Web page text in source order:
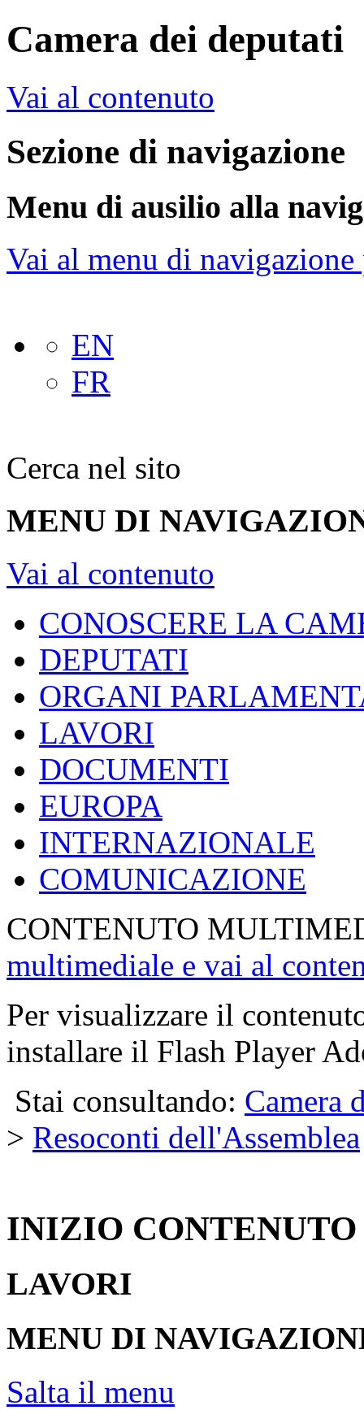
Camera dei deputati
Vai al contenuto
Sezione di navigazione
Menu di ausilio alla
Vai al menu di
EN
FR
Cerca nel sito
MENU DI
Vai al contenuto
CONOSCERE LA
DEPUTATI
ORGANI
LAVORI
DOCUMENTI
EUROPA
INTERNAZIONALE
COMUNICAZIONE
CONTENUTO
multimediale e vai al
Per visualizzare il
installare il Flash Player
Stai consultando: Camera
> Resoconti dell'Assemblea
INIZIO CONTENUTO
LAVORI
MENU DI
Salta il menu